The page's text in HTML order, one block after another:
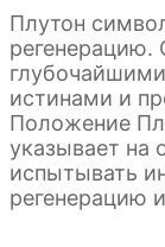
Плутон
регенерацию.
истинами и
Положение
указывает на
испытывать
регенерацию